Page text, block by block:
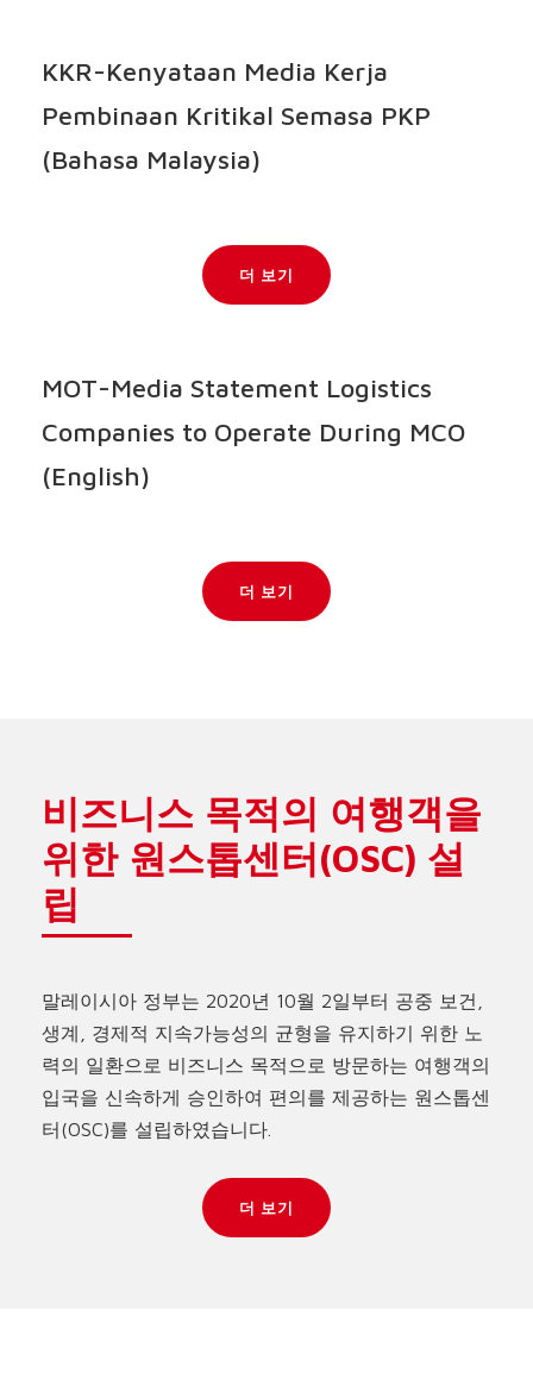
KKR-Kenyataan Media Kerja
Pembinaan Kritikal Semasa PKP
(Bahasa Malaysia)
더 보기
MOT-Media Statement Logistics
Companies to Operate During MCO
(English)
더 보기
비즈니스 목적의 여행객을
위한 원스톱센터(OSC) 설
립
말레이시아 정부는 2020년 10월 2일부터 공중 보건,
생계, 경제적 지속가능성의 균형을 유지하기 위한 노
력의 일환으로 비즈니스 목적으로 방문하는 여행객의
입국을 신속하게 승인하여 편의를 제공하는 원스톱센
터(OSC)를 설립하였습니다.
더 보기